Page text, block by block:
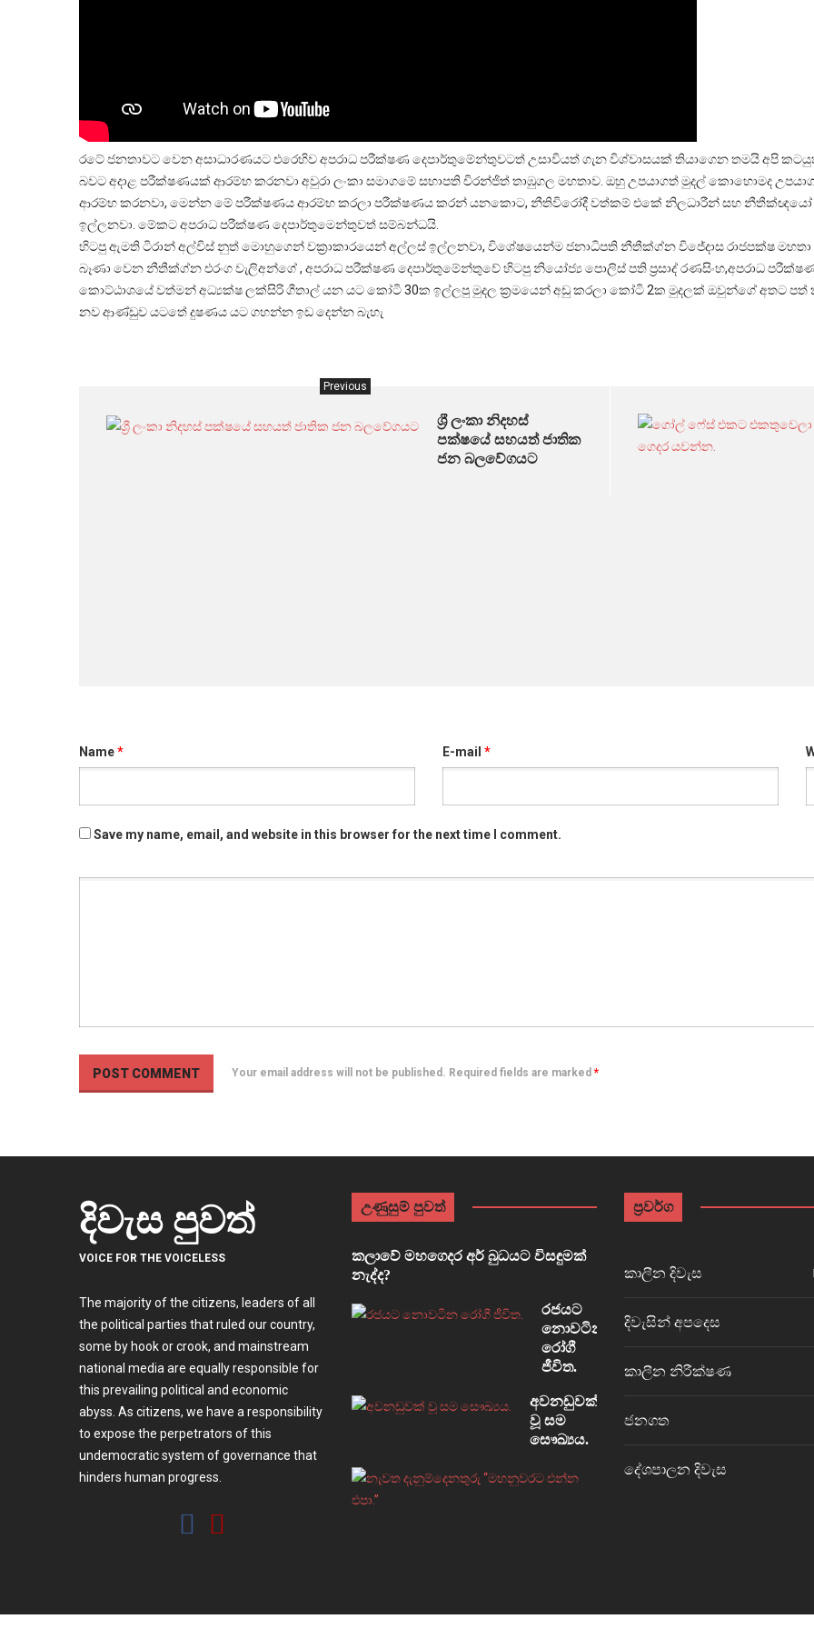
රටේ ජනතාවට වෙන අසාධාරණයට එරෙහිව අපරාධ පරීක්ෂණ දෙපාර්තුමේන්තුවටත් උසාවියත් ගැන විශ්වාසයක් තියාගෙන තමයි අපි
බවට අදාළ පරීක්ෂණයක් ආරම්භ කරනවා අවුරා ලංකා සමාගමේ සභාපති චිරන්ජිත් තාඹුගල මහතාව. ඔහු උපයාගත් මුදල් කොහොමද
ආරම්භ කරනවා, මෙන්න මේ පරීක්ෂණය ආරම්භ කරලා පරීක්ෂණය කරන් යනකොට, නීතිවිරෝදී වත්කම් එකේ නිලධාරීන් සහ
ඉල්ලනවා. මේකට අපරාධ පරීක්ෂණ දෙපාර්තුමෙන්තුවත් සම්බන්ධයි.
හිටපු ඇමති ටිරාන් අල්විස් නුත් මොහුගෙන් වක්‍රාකාරයෙන් අල්ලස් ඉල්ලනවා, විශේෂයෙන්ම ජනාධිපති නීතීක්ග්න විජේදාස රාජපක්ෂ මහතා
බෑණා වෙන නීතීක්ග්න එරංග වැලිඅන්ගේ , අපරාධ පරීක්ෂණ දෙපාර්තුමේන්තුවේ හිටපු නියෝජ්‍ය පොලිස් පති ප්‍රසාද් රණසිංහ,අපරාධ
කොට්ඨාශයේ වත්මන් අධ්‍යක්ෂ ලක්සිරි ගීතාල් යන යට කෝටි 30ක ඉල්ලපු මුදල ක්‍රමයෙන් අඩු කරලා කෝටි 2ක මුදලක් ඔවුන්ගේ අතට පත්
නව ආණ්ඩුව යටතේ දුෂණය යට ගහන්න ඉඩ දෙන්න බැහැ
Previous
ශ්‍රී ලංකා නිදහස්
පක්ෂයේ සහයත් ජාතික
ජන බලවේගයට
Name* E-mail *
Save my name, email, and website in this browser for the next time I comment.
Your email address will not be published. Required fields are marked *
දිවැස පුවත්
VOICE FOR THE VOICELESS
The majority of the citizens, leaders of all
the political parties that ruled our country,
some by hook or crook, and mainstream
national media are equally responsible for
this prevailing political and economic
abyss. As citizens, we have a responsibility
to expose the perpetrators of this
undemocratic system of governance that
hinders human progress.
උණුසුම් පුවත්
කලාවේ මහගෙදර අර් බුධයට විසඳුමක්
නැද්ද?
රජයට
නොවටින
රෝගී
ජීවිත.
අවනඩුවක්
වූ සම
සෞඛ්‍යය.
නැවත
ප්‍රවර්ග
කාලීන දිවැස
දිවැසින් අපදෙස
කාලීන නිරීක්ෂණ
ජනගත
දේශපාලන දිවැස